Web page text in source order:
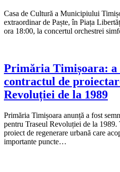
Casa de Cultură a Municipiului
extraordinar de Paște, în Piața
ora 18:00, la concertul orchestrei
Primăria Timișoara: a
contractul de
Revoluției de la 1989
Primăria Timișoara anunță a fost
pentru Traseul Revoluției de la 1989.
proiect de regenerare urbană care
importante puncte…